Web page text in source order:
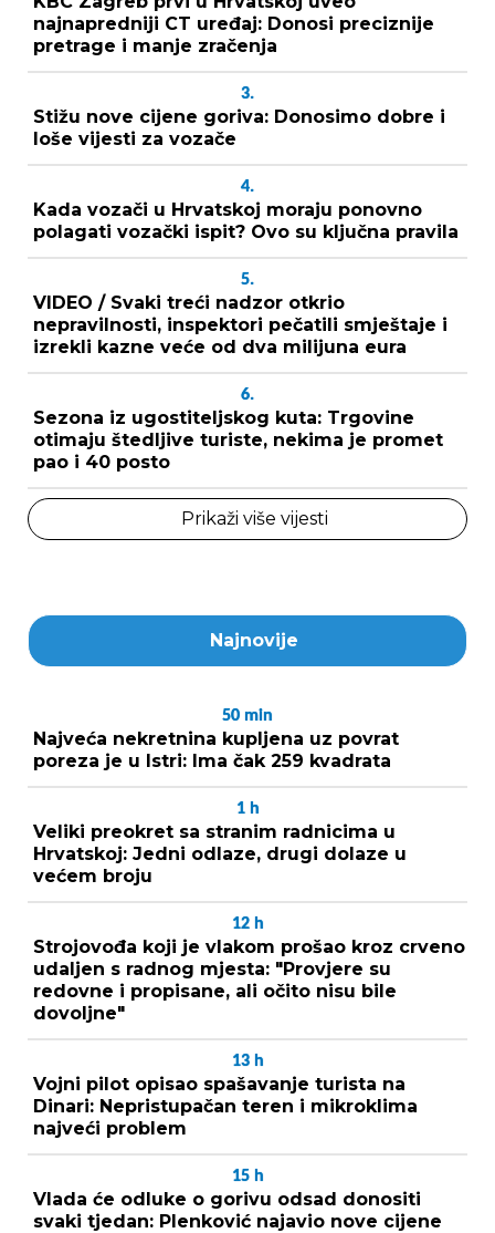
najnapredniji CT uređaj: Donosi preciznije
pretrage i manje zračenja
3.
Stižu nove cijene goriva: Donosimo dobre i
loše vijesti za vozače
4.
Kada vozači u Hrvatskoj moraju ponovno
polagati vozački ispit? Ovo su ključna pravila
5.
VIDEO / Svaki treći nadzor otkrio
nepravilnosti, inspektori pečatili smještaje i
izrekli kazne veće od dva milijuna eura
6.
Sezona iz ugostiteljskog kuta: Trgovine
otimaju štedljive turiste, nekima je promet
pao i 40 posto
Prikaži više vijesti
Najnovije
50 min
Najveća nekretnina kupljena uz povrat
poreza je u Istri: Ima čak 259 kvadrata
1 h
Veliki preokret sa stranim radnicima u
Hrvatskoj: Jedni odlaze, drugi dolaze u
većem broju
12 h
Strojovođa koji je vlakom prošao kroz crveno
udaljen s radnog mjesta: "Provjere su
redovne i propisane, ali očito nisu bile
dovoljne"
13 h
Vojni pilot opisao spašavanje turista na
Dinari: Nepristupačan teren i mikroklima
najveći problem
15 h
Vlada će odluke o gorivu odsad donositi
svaki tjedan: Plenković najavio nove cijene